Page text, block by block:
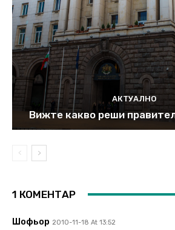
АКТУАЛНО
Вижте какво реши
1 КОМЕНТАР
Шофьор 2010-11-18 At 13:52